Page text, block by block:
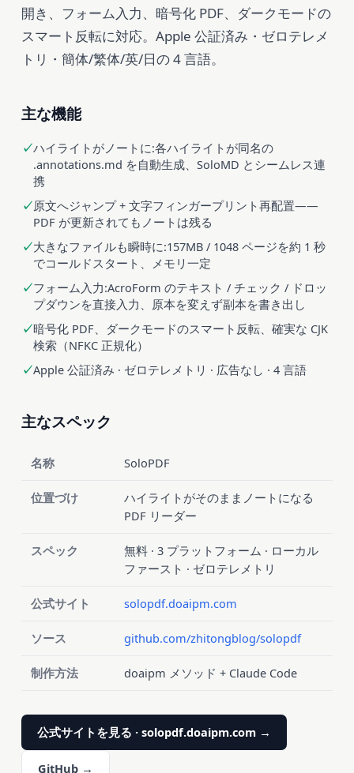
開き、フォーム入力、暗号化 PDF、ダークモードの
スマート反転に対応。Apple 公証済み・ゼロテレメ
トリ・簡体/繁体/英/日の 4 言語。
主な機能
ハイライトがノートに:各ハイライトが同名の
.annotations.md を自動生成、SoloMD とシームレス連
携
原文へジャンプ + 文字フィンガープリント再配置——
PDF が更新されてもノートは残る
大きなファイルも瞬時に:157MB / 1048 ページを約 1 秒
でコールドスタート、メモリ一定
フォーム入力:AcroForm のテキスト / チェック / ドロッ
プダウンを直接入力、原本を変えず副本を書き出し
暗号化 PDF、ダークモードのスマート反転、確実な CJK
検索（NFKC 正規化）
Apple 公証済み · ゼロテレメトリ · 広告なし · 4 言語
主なスペック
名称 SoloPDF
位置づけ
ハイライトがそのままノートになる
PDF リーダー
スペック
無料 · 3 プラットフォーム · ローカル
ファースト · ゼロテレメトリ
公式サイト solopdf.doaipm.com
ソース github.com/zhitongblog/solopdf
制作方法 doaipm メソッド + Claude Code
公式サイトを見る · solopdf.doaipm.com →
GitHub →